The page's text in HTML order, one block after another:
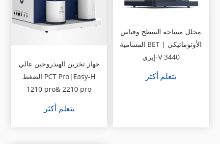
جهاز تخزين الهيدروجين عالي
الضغط PCT Pro|Easy-H
1210 pro& 2210 pro
يتعلم أكثر
محلل مساحة السطح وقياس
المسامية BET الأوتوماتيكي |
إيزي-V 3440
يتعلم أكثر